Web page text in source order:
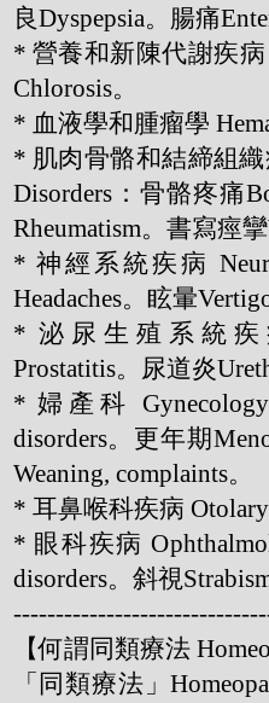
良Dyspepsia。腸痛
* 營養和新陳代謝疾病
Chlorosis。
* 血液學和腫瘤學
* 肌肉骨骼和結締組織
Disorders：骨骼疼痛
Rheumatism。書寫痙
* 神經系統疾病
Headaches。眩暈
* 泌尿生殖系統疾
Prostatitis。尿道炎
* 婦產科
disorders。更年期
Weaning, complaints。
* 耳鼻喉科疾病
* 眼科疾病
disorders。斜視
【何謂同類療法
「同類療法」